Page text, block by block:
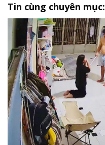
Tin cùng chuyên mục: